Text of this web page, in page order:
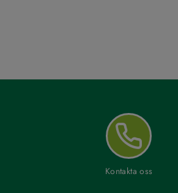
Kontakta oss